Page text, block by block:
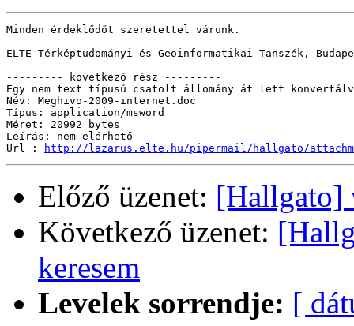
Minden érdeklődőt szeretettel várunk.
ELTE Térképtudományi és Geoinformatikai Tanszék,
--------- következő rész ---------
Egy nem text típusú csatolt állomány át lett
Név: Meghivo-2009-internet.doc
Típus: application/msword
Méret: 20992 bytes
Leírás: nem elérhető
Url :
http://lazarus.elte.hu/pipermail/hallgato/
Előző üzenet: [Hallgato]
Következő üzenet:
keresem
Levelek sorrendje: [